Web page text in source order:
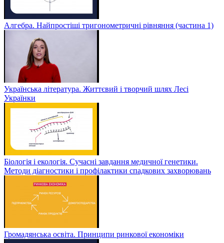
Алгебра. Найпростіші тригонометричні рівняння (частина 1)
Українська література. Життєвий і творчий шлях Лесі
Українки
Біологія і екологія. Сучасні завдання медичної генетики.
Методи діагностики і профілактики спадкових захворювань
Громадянська освіта. Принципи ринкової економіки